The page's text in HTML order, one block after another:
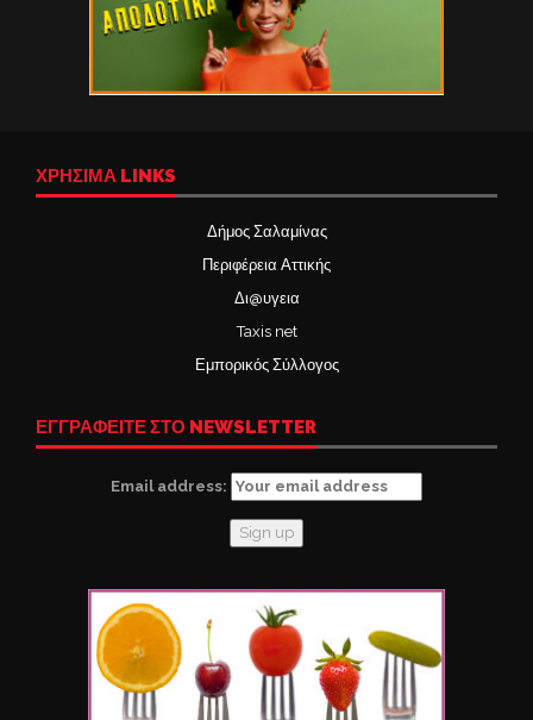
ΧΡΉΣΙΜΑ LINKS
Δήμος Σαλαμίνας
Περιφέρεια Αττικής
Δι@υγεια
Taxis net
Εμπορικός Σύλλογος
ΕΓΓΡΑΦΕΙΤΕ ΣΤΟ NEWSLETTER
Email address: